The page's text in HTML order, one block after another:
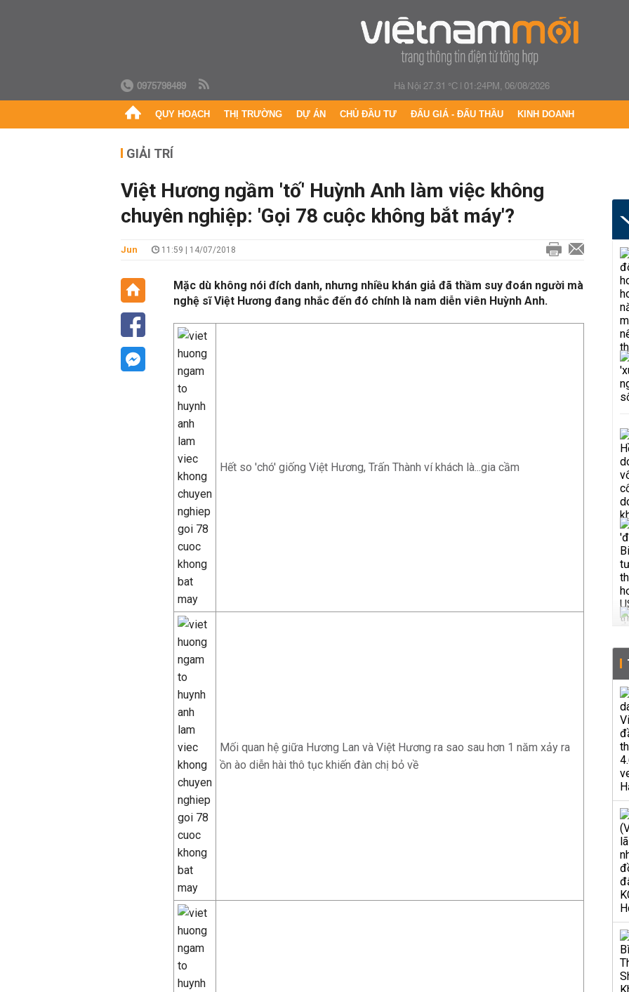
0975798489 Hà Nội 27.31 °C|01:24PM, 06/08/2026
QUY HOẠCH THỊ TRƯỜNG DỰ ÁN CHỦ ĐẦU TƯ ĐẤU GIÁ - ĐẤU THẦU KINH DOANH
GIẢI TRÍ
Việt Hương ngầm 'tố' Huỳnh Anh làm việc không
chuyên nghiệp: 'Gọi 78 cuộc không bắt máy'?
Jun 11:59 | 14/07/2018
Mặc dù không nói đích danh, nhưng nhiều khán giả đã thầm suy đoán người mà
nghệ sĩ Việt Hương đang nhắc đến đó chính là nam diễn viên Huỳnh Anh.
Hết so 'chó' giống Việt Hương, Trấn Thành ví khách là...gia cầm
Mối quan hệ giữa Hương Lan và Việt Hương ra sao sau hơn 1 năm xảy ra
ồn ào diễn hài thô tục khiến đàn chị bỏ về